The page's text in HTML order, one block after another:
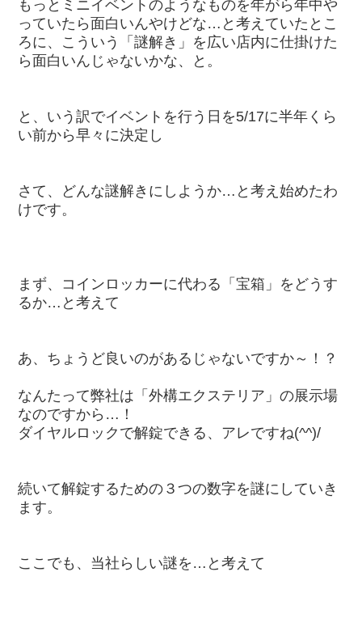
もっとミニイベントのようなものを年がら年中や
っていたら面白いんやけどな…と考えていたとこ
ろに、こういう「謎解き」を広い店内に仕掛けた
ら面白いんじゃないかな、と。
と、いう訳でイベントを行う日を5/17に半年くら
い前から早々に決定し
さて、どんな謎解きにしようか…と考え始めたわ
けです。
まず、コインロッカーに代わる「宝箱」をどうす
るか…と考えて
あ、ちょうど良いのがあるじゃないですか～！？
なんたって弊社は「外構エクステリア」の展示場
なのですから…！
ダイヤルロックで解錠できる、アレですね(^^)/
続いて解錠するための３つの数字を謎にしていき
ます。
ここでも、当社らしい謎を…と考えて